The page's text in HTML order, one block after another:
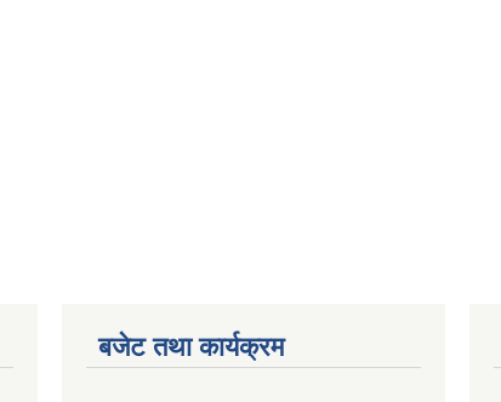
बजेट तथा कार्यक्रम